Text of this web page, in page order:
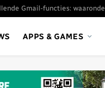
APPS & GAMES